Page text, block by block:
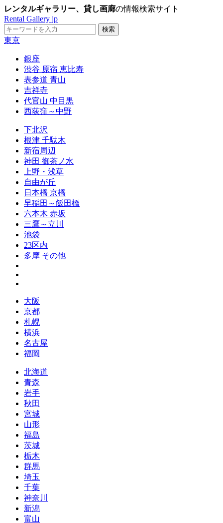
レンタルギャラリー、貸し画廊の情報検索サイト
Rental Gallery jp
東京
銀座
渋谷 原宿 恵比寿
表参道 青山
吉祥寺
代官山 中目黒
西荻窪～中野
下北沢
根津 千駄木
新宿周辺
神田 御茶ノ水
上野・浅草
自由が丘
日本橋 京橋
早稲田～飯田橋
六本木 赤坂
三鷹～立川
池袋
23区内
多摩 その他
大阪
京都
札幌
横浜
名古屋
福岡
北海道
青森
岩手
秋田
宮城
山形
福島
茨城
栃木
群馬
埼玉
千葉
神奈川
新潟
富山